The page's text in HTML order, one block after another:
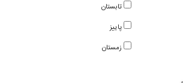
تابستان
پاییز
زمستان